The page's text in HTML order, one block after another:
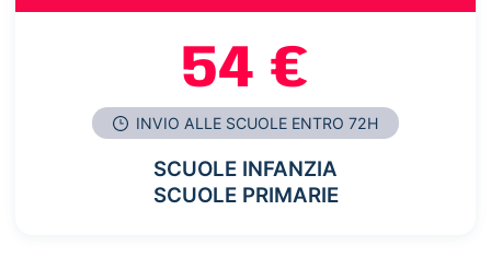
54 €
INVIO ALLE SCUOLE ENTRO 72H
SCUOLE INFANZIA
SCUOLE PRIMARIE